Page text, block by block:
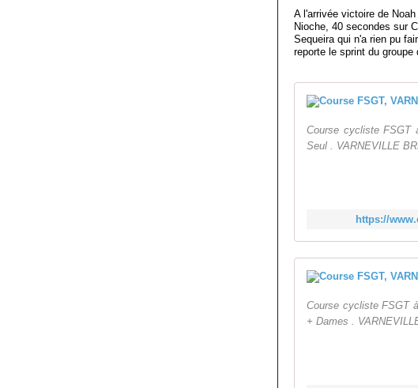
A l'arrivée victoire de
Nioche, 40 secondes sur
Sequeira qui n'a rien pu
reporte le sprint du
Course cycliste FSGT
Seul . VARNEVILLE
https://
Course cycliste FSGT
+ Dames .